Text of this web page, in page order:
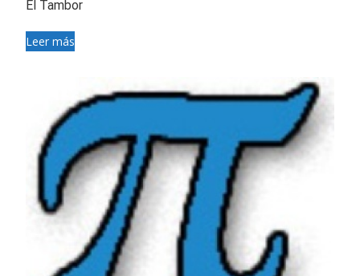
El Tambor
Leer más